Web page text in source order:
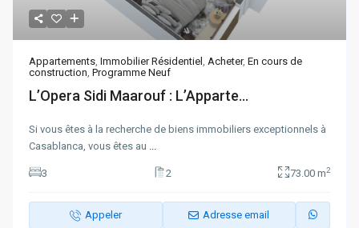
Appartements,Immobilier Résidentiel,Acheter,En cours de
construction,Programme Neuf
L’Opera Sidi Maarouf : L’Apparte...
Si vous êtes à la recherche de biens immobiliers exceptionnels à
Casablanca, vous êtes au ...
3 2 73.00 m2
Appeler Adresse email